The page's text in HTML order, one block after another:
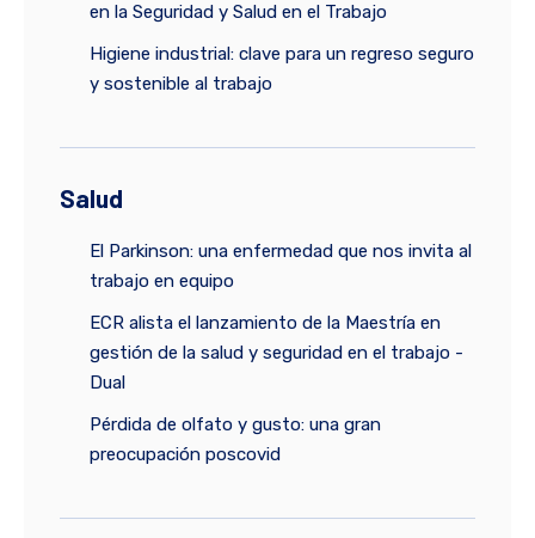
en la Seguridad y Salud en el Trabajo
Higiene industrial: clave para un regreso seguro
y sostenible al trabajo
Salud
El Parkinson: una enfermedad que nos invita al
trabajo en equipo
ECR alista el lanzamiento de la Maestría en
gestión de la salud y seguridad en el trabajo -
Dual
Pérdida de olfato y gusto: una gran
preocupación poscovid